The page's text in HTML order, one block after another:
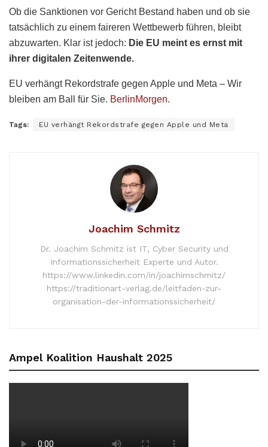
Ob die Sanktionen vor Gericht Bestand haben und ob sie
tatsächlich zu einem faireren Wettbewerb führen, bleibt
abzuwarten. Klar ist jedoch: Die EU meint es ernst mit
ihrer digitalen Zeitenwende.
EU verhängt Rekordstrafe gegen Apple und Meta – Wir
bleiben am Ball für Sie. BerlinMorgen.
Tags: EU verhängt Rekordstrafe gegen Apple und Meta
Joachim Schmitz
Dr. Joachim Schmitz ist IT, Cyber Security und
Informationssicherheit Experte und Autor.
https://www.linkedin.com/in/joachimschmitz/
https://traditionart-verlag.de/leitfaden-zur-
organisation-der-informationssicherheit/
Ampel Koalition Haushalt 2025